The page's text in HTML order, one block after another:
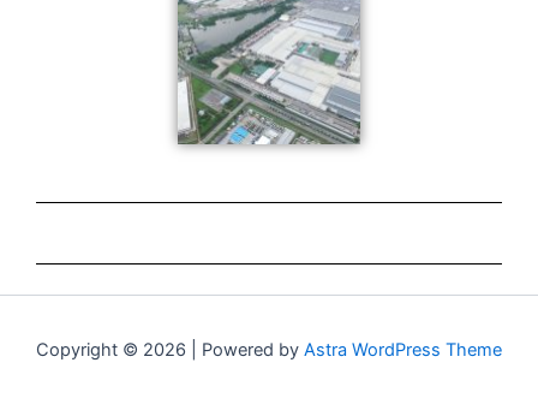
Copyright © 2026 | Powered by Astra WordPress Theme